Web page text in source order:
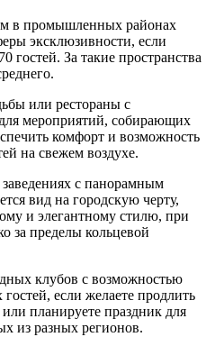
в промышленных районах
эксклюзивности, если
гостей. За такие пространства
или рестораны с
мероприятий, собирающих
комфорт и возможность
на свежем воздухе.
с панорамным
вид на городскую черту,
и элегантному стилю, при
за пределы кольцевой
клубов с возможностью
если желаете продлить
планируете праздник для
из разных регионов.